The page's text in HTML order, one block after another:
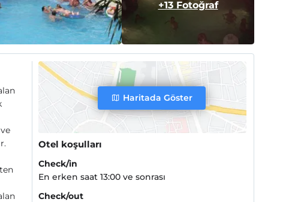
+13 Fotoğraf
Haritada Göster
Otel koşulları
Check/in
En erken saat 13:00 ve sonrası
Check/out